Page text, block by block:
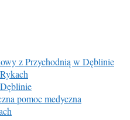
z Przychodnią w Dęblinie
pomoc medyczna